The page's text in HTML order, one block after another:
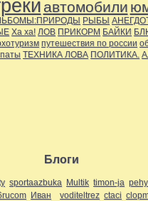
автомобили
РЫБЫ
Ха ха! ЛОВ ПРИКОРМ БАЙКИ
путешествия по россии
ТЕХНИКА ЛОВА ПОЛИТИКА.
Блоги
sportaazbuka Multik timon-ja
Иван voditeltrez ctaci